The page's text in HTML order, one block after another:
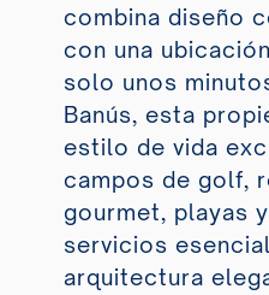
combina diseño
con una
solo unos
Banús, esta
estilo de vida
campos de golf,
gourmet, playas
servicios
arquitectura